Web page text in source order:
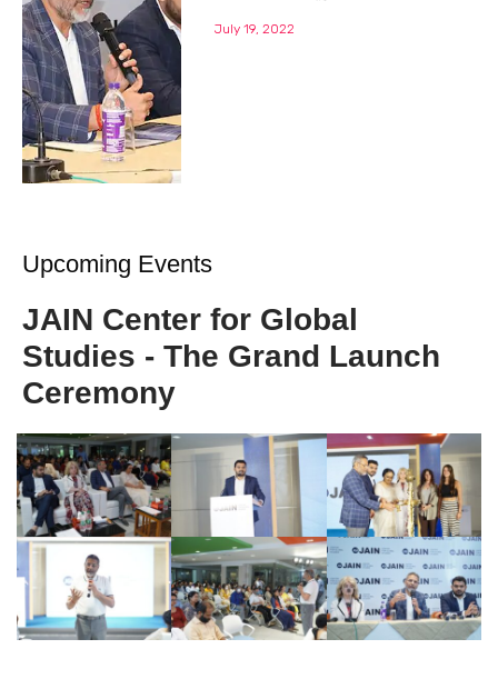
July 19, 2022
Upcoming Events
JAIN Center for Global
Studies - The Grand Launch
Ceremony